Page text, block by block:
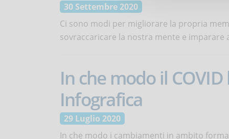
30 Settembre 2020
Ci sono modi per migliorare la propria
sovraccaricare la nostra mente e imparare
In che modo il
Infografica
29 Luglio 2020
In che modo i cambiamenti in ambito